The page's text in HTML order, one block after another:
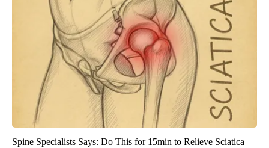
Spine Specialists Says: Do This for 15min to Relieve Sciatica